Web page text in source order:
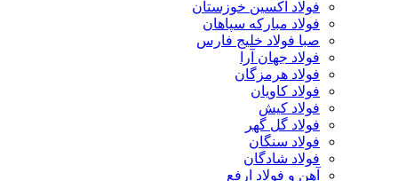
فولاد اکسین خوزستان
فولاد مبارکه سپاهان
صبا فولاد خلیج فارس
فولاد جهان آرا
فولاد هرمزگان
فولاد کاویان
فولاد کیش
فولاد گل گهر
فولاد سنگان
فولاد شادگان
آهن و فولاد ارفع